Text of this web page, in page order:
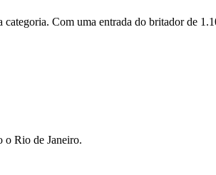
Com uma entrada do britador de
o Rio de Janeiro.